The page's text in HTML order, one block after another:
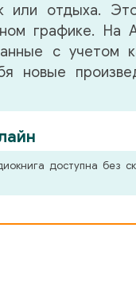
или отдыха.
графике. На
с учетом
новые
доступна без